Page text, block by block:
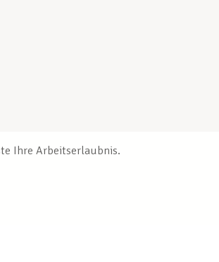
Ihre Arbeitserlaubnis.